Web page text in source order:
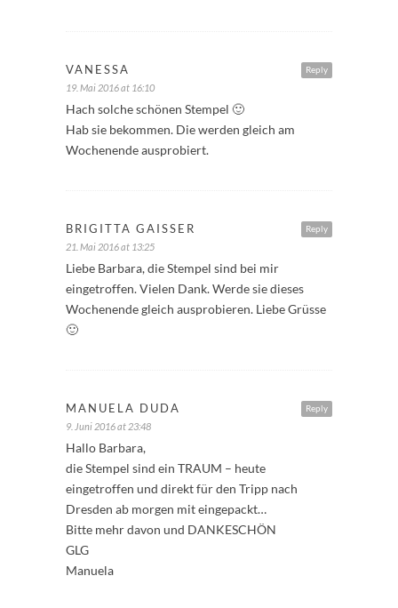
Reply
VANESSA
19. Mai 2016 at 16:10
Hach solche schönen Stempel 🙂
Hab sie bekommen. Die werden gleich am
Wochenende ausprobiert.
Reply
BRIGITTA GAISSER
21. Mai 2016 at 13:25
Liebe Barbara, die Stempel sind bei mir
eingetroffen. Vielen Dank. Werde sie dieses
Wochenende gleich ausprobieren. Liebe Grüsse
🙂
Reply
MANUELA DUDA
9. Juni 2016 at 23:48
Hallo Barbara,
die Stempel sind ein TRAUM – heute
eingetroffen und direkt für den Tripp nach
Dresden ab morgen mit eingepackt…
Bitte mehr davon und DANKESCHÖN
GLG
Manuela